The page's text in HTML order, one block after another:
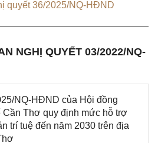
quyết 36/2025/NQ-HĐND
NGHỊ QUYẾT 03/2022/NQ-
NQ-HĐND của Hội đồng
Cần Thơ quy định mức hỗ trợ
trí tuệ đến năm 2030 trên địa